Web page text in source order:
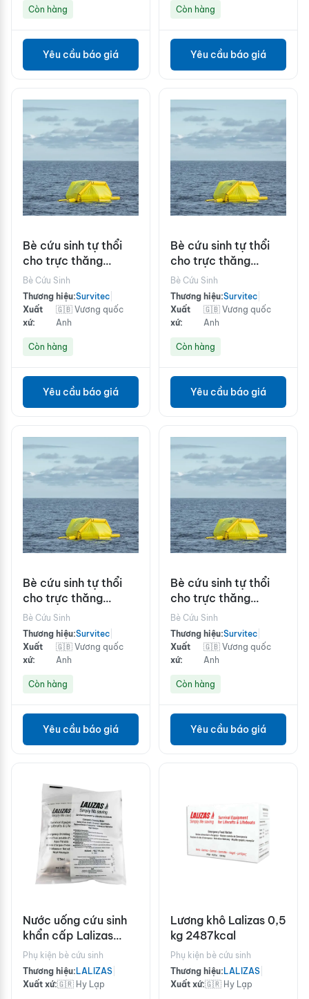
Còn hàng
Yêu cầu báo giá
Còn hàng
Yêu cầu báo giá
Bè cứu sinh tự thổi
cho trực thăng
Survitec Heliraft F7R
Bè Cứu Sinh
Thương hiệu:Survitec
Xuất
xứ:
🇬🇧 Vương quốc
Anh
Còn hàng
Yêu cầu báo giá
Bè cứu sinh tự thổi
cho trực thăng
Survitec Heliraft F10R
Bè Cứu Sinh
Thương hiệu:Survitec
Xuất
xứ:
🇬🇧 Vương quốc
Anh
Còn hàng
Yêu cầu báo giá
Bè cứu sinh tự thổi
cho trực thăng
Survitec Heliraft F14R
Bè Cứu Sinh
Thương hiệu:Survitec
Xuất
xứ:
🇬🇧 Vương quốc
Anh
Còn hàng
Yêu cầu báo giá
Bè cứu sinh tự thổi
cho trực thăng
Survitec Heliraft F18R
Bè Cứu Sinh
Thương hiệu:Survitec
Xuất
xứ:
🇬🇧 Vương quốc
Anh
Còn hàng
Yêu cầu báo giá
Nước uống cứu sinh
khẩn cấp Lalizas
4x125ml
Phụ kiện bè cứu sinh
Thương hiệu: LALIZAS
Xuất xứ:🇬🇷 Hy Lạp
Lương khô Lalizas 0,5
kg 2487kcal
Phụ kiện bè cứu sinh
Thương hiệu: LALIZAS
Xuất xứ:🇬🇷 Hy Lạp